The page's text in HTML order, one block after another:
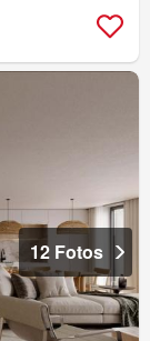
12 Fotos